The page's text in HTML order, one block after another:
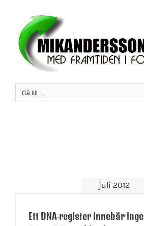
innehållet
Gå till…
juli 2012
Ett DNA-register innebär